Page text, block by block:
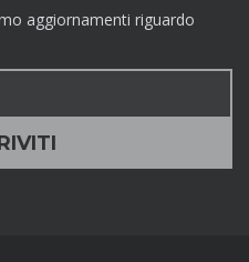
aggiornamenti riguardo